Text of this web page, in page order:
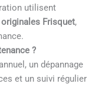
utilisent
Frisquet,
?
un dépannage
et un suivi régulier